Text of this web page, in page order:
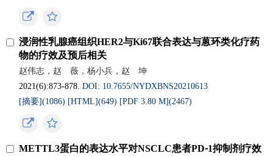
浸润性乳腺癌组织HER2与Ki67联合表达与蒽环类化疗药
物的疗效及预后相关
赵伟志，赵 薇，杨小兵，赵 坤
2021(6):873-878.DOI: 10.7655/NYDXBNS20210613
[摘要](1086) [HTML](649) [PDF 3.80 M](2467)
METTL3蛋白的表达水平对NSCLC患者PD⁃1抑制剂疗效